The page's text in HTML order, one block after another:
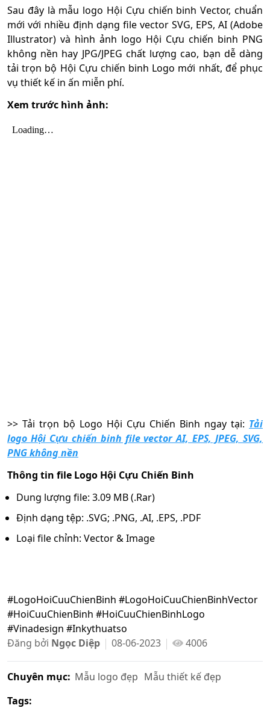
Sau đây là mẫu logo Hội Cựu chiến binh Vector, chuẩn
mới với nhiều định dạng file vector SVG, EPS, AI (Adobe
Illustrator) và hình ảnh logo Hội Cựu chiến binh PNG
không nền hay JPG/JPEG chất lượng cao, bạn dễ dàng
tải trọn bộ Hội Cựu chiến binh Logo mới nhất, để phục
vụ thiết kế in ấn miễn phí.
Xem trước hình ảnh:
>> Tải trọn bộ Logo Hội Cựu Chiến Binh ngay tại: Tải
logo Hội Cựu chiến binh file vector AI, EPS, JPEG, SVG,
PNG không nền
Thông tin file Logo Hội Cựu Chiến Binh
Dung lượng file: 3.09 MB (.Rar)
Định dạng tệp: .SVG; .PNG, .AI, .EPS, .PDF
Loại file chỉnh: Vector & Image
#LogoHoiCuuChienBinh #LogoHoiCuuChienBinhVector
#HoiCuuChienBinh #HoiCuuChienBinhLogo
#Vinadesign #Inkythuatso
Đăng bởi Ngọc Diệp 08-06-2023 4006
Chuyên mục: Mẫu logo đẹp Mẫu thiết kế đẹp
Tags: